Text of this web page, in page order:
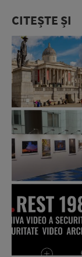
CITEȘTE ȘI